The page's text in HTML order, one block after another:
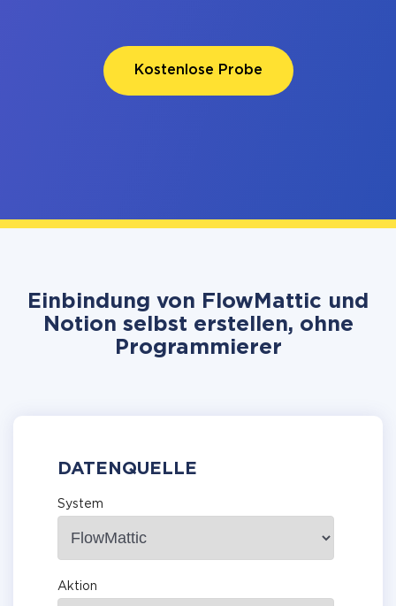
Kostenlose Probe
Einbindung von FlowMattic und
Notion selbst erstellen, ohne
Programmierer
DATENQUELLE
System
Aktion